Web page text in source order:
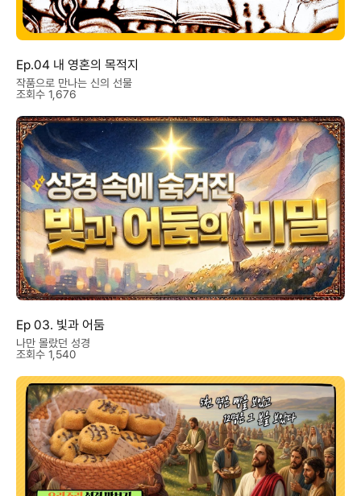
Ep.04 내 영혼의 목적지
작품으로 만나는 신의 선물
조회수 1,676
Ep 03. 빛과 어둠
나만 몰랐던 성경
조회수 1,540